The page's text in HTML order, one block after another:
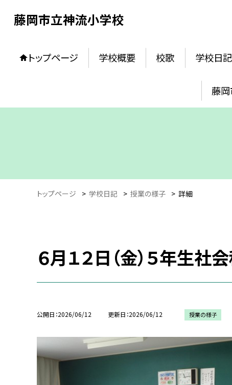
藤岡市立神流小学校
トップページ 学校概要 校歌 学校日記
藤
トップページ > 学校日記 > 授業の様子 > 詳細
６月１２日（金）５年生社
公開日 2026/06/12 更新日 2026/06/12 授業の様子